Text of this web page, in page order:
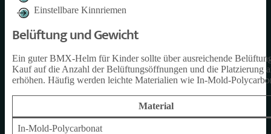
Einstellbare Kinnriemen
Belüftung und Gewicht
Ein guter BMX-Helm für Kinder sollte über ausreichende
Kauf auf die Anzahl der Belüftungsöffnungen und die
erhöhen. Häufig werden leichte Materialien wie In-Mold-
Material
In-Mold-Polycarbonat